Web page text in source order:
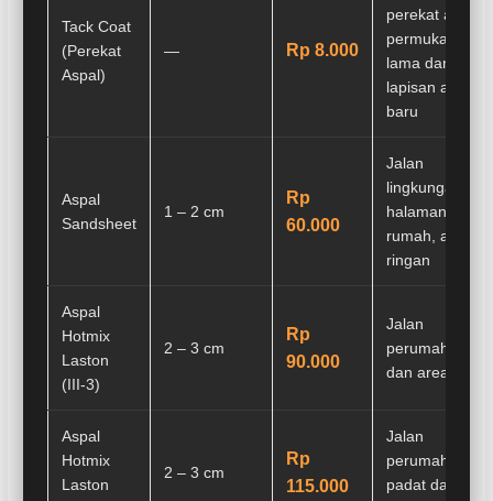
Tack Coat
(Perekat
Aspal)
— Rp 8.000
perekat antara
permukaan
lama dan
lapisan aspal
baru
Aspal
Sandsheet
1 – 2 cm
Rp
60.000
Jalan
lingkungan,
halaman
rumah, akses
ringan
Aspal
Hotmix
Laston
(III-3)
2 – 3 cm
Rp
90.000
Jalan
perumahan
dan area parkir
Aspal
Hotmix
Laston
2 – 3 cm
Rp
115.000
Jalan
perumahan
padat dan area